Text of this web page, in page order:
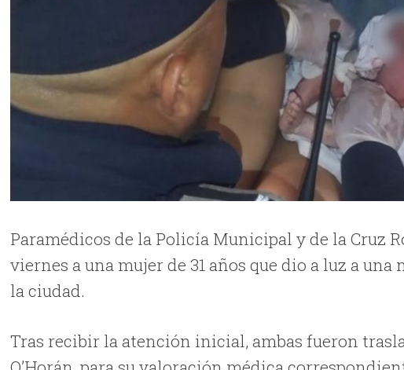
Paramédicos de la Policía Municipal y de la Cruz
viernes a una mujer de 31 años que dio a luz a
la ciudad.
Tras recibir la atención inicial, ambas fueron